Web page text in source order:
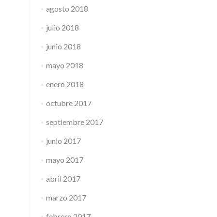
agosto 2018
julio 2018
junio 2018
mayo 2018
enero 2018
octubre 2017
septiembre 2017
junio 2017
mayo 2017
abril 2017
marzo 2017